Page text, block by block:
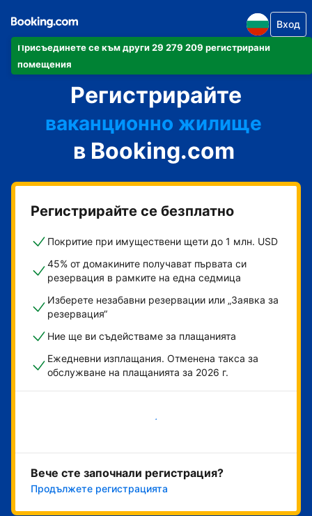
Присъединете се към други 29 279 209 регистрирани
помещения
Вход
Регистрирайте
своя апартамент
своя хотел
ваканционно жилище
своята къща за гости
своя пансион със закуска
в Booking.com
Регистрирайте се безплатно
Покритие при имуществени щети до 1 млн. USD
45% от домакините получават първата си
резервация в рамките на една седмица
Изберете незабавни резервации или „Заявка за
резервация“
Ние ще ви съдействаме за плащанията
Ежедневни изплащания. Отменена такса за
обслужване на плащанията за 2026 г.
Начало
Вече сте започнали регистрация?
Продължете регистрацията